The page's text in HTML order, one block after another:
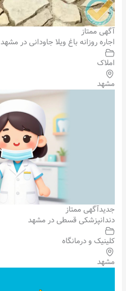
آگهی ممتاز
اجاره روزانه باغ ویلا جاودانی در مشهد
املاک
مشهد
جدیدآگهی ممتاز
دندانپزشکی قسطی در مشهد
کلینیک و درمانگاه
مشهد